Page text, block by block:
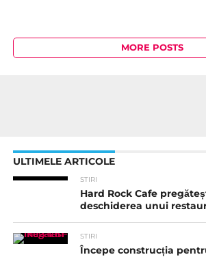
MORE POSTS
ULTIMELE ARTICOLE
STIRI
Hard Rock Cafe
deschiderea unui
STIRI
Începe construcția